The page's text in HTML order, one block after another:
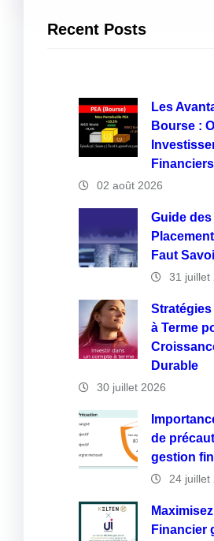
Recent Posts
Les
Bourse :
Financiers
02 août 2026
Guide
Faut
31 juillet
à Terme
Durable
30 juillet 2026
de
gestion
24 juillet
Financier